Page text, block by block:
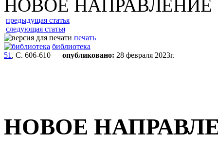
НОВОЕ НАПРАВЛЕНИЕ
предыдущая статья
следующая статья
печать
библиотека
51 , С. 606-610 опубликовано: 28 февраля 2023г.
НОВОЕ